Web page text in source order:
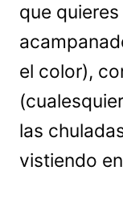
que
el color),
las
vistiendo